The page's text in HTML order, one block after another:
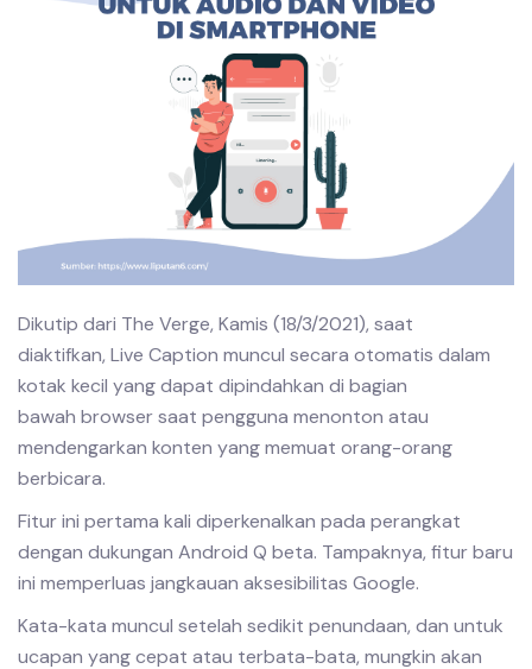
Dikutip dari The Verge, Kamis (18/3/2021), saat
diaktifkan, Live Caption muncul secara otomatis dalam
kotak kecil yang dapat dipindahkan di bagian
bawah browser saat pengguna menonton atau
mendengarkan konten yang memuat orang-orang
berbicara.
Fitur ini pertama kali diperkenalkan pada perangkat
dengan dukungan Android Q beta. Tampaknya, fitur baru
ini memperluas jangkauan aksesibilitas Google.
Kata-kata muncul setelah sedikit penundaan, dan untuk
ucapan yang cepat atau terbata-bata, mungkin akan